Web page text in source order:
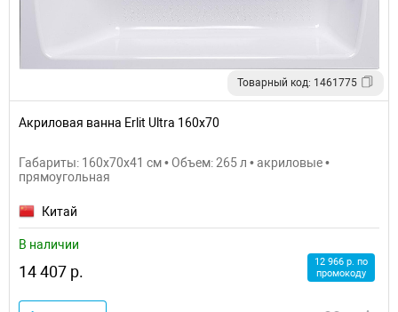
Товарный код: 1461775
Акриловая ванна Erlit Ultra 160х70
Габариты: 160x70x41 см • Объем: 265 л • акриловые •
прямоугольная
Китай
В наличии
14 407 р.
12 966 р. по
промокоду